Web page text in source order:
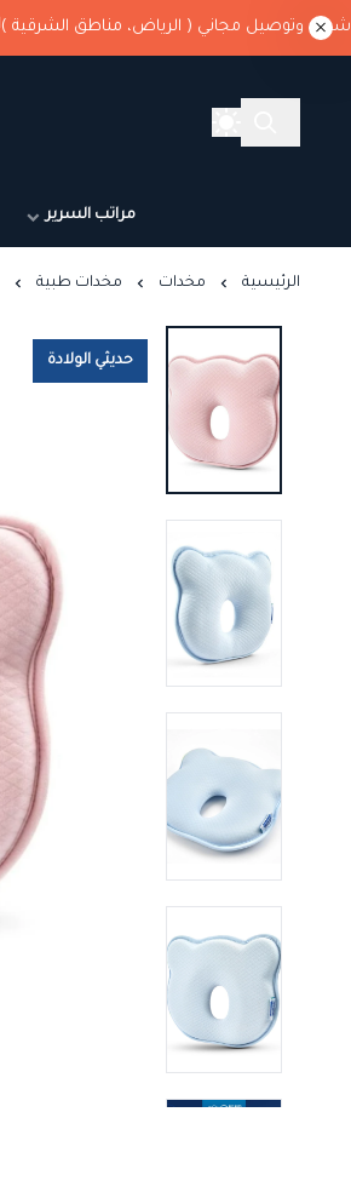
مراتب السرير
الرئيسية مخدات مخدات طبية
حديثي الولادة